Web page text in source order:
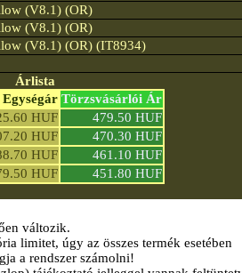
(V8.1) (OR)
(V8.1) (OR)
(V8.1) (OR) (IT8934)
Árlista
Egységár Törzsvásárlói Ár
HUF
479.50 HUF
HUF
470.30 HUF
HUF
461.10 HUF
HUF 451.80 HUF
változik.
limitet, úgy az összes termék esetében
a rendszer számolni!